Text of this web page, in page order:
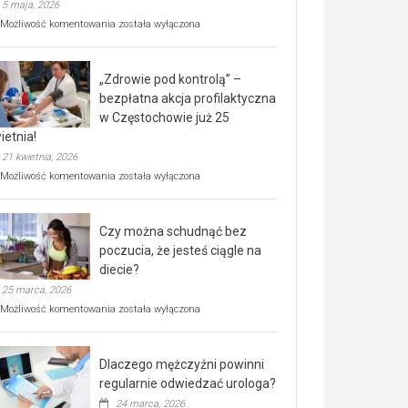
5 maja, 2026
Możliwość komentowania Rusza
rehabilitacji
dla
seniorów!
została wyłączona
„Zdrowie pod kontrolą” –
bezpłatna akcja profilaktyczna
w Częstochowie już 25
21 kwietnia, 2026
Możliwość komentowania „Zdrowie
bezpłatna
akcja
profilaktyczna
w
już
kwietnia!
została wyłączona
Czy można schudnąć bez
poczucia, że jesteś ciągle na
diecie?
25 marca, 2026
Możliwość komentowania Czy
poczucia,
że
została wyłączona
Dlaczego mężczyźni powinni
regularnie odwiedzać urologa?
24 marca, 2026